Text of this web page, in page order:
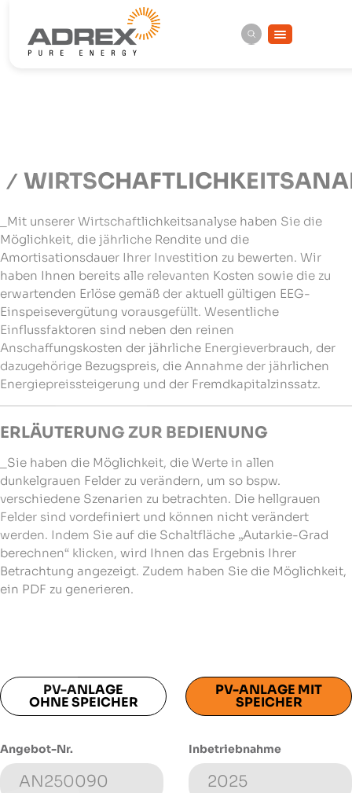
_Mit unserer Wirtschaftlichkeitsanalyse haben Sie die
Möglichkeit, die jährliche Rendite und die
Amortisationsdauer Ihrer Investition zu bewerten. Wir
haben Ihnen bereits alle relevanten Kosten sowie die zu
erwartenden Erlöse gemäß der aktuell gültigen EEG-
Einspeisevergütung vorausgefüllt. Wesentliche
Einflussfaktoren sind neben den reinen
Anschaffungskosten der jährliche Energieverbrauch, der
dazugehörige Bezugspreis, die Annahme der jährlichen
Energiepreissteigerung und der Fremdkapitalzinssatz.
ERLÄUTERUNG ZUR BEDIENUNG
_Sie haben die Möglichkeit, die Werte in allen
dunkelgrauen Felder zu verändern, um so bspw.
verschiedene Szenarien zu betrachten. Die hellgrauen
Felder sind vordefiniert und können nicht verändert
werden. Indem Sie auf die Schaltfläche „Autarkie-Grad
berechnen“ klicken, wird Ihnen das Ergebnis Ihrer
Betrachtung angezeigt. Zudem haben Sie die Möglichkeit,
ein PDF zu generieren.
PV-ANLAGE
OHNE SPEICHER
PV-ANLAGE MIT
SPEICHER
Angebot-Nr. Inbetriebnahme